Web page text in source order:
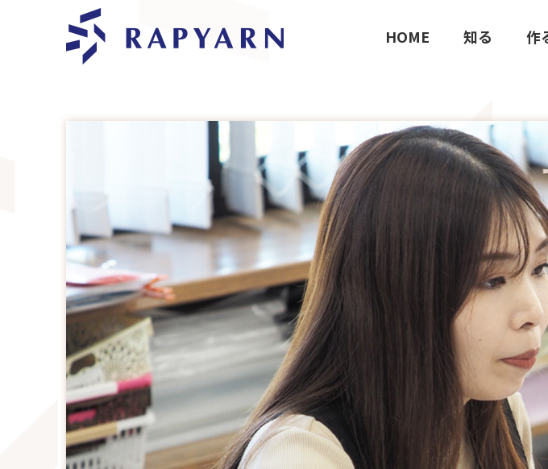
HOME 知る 作